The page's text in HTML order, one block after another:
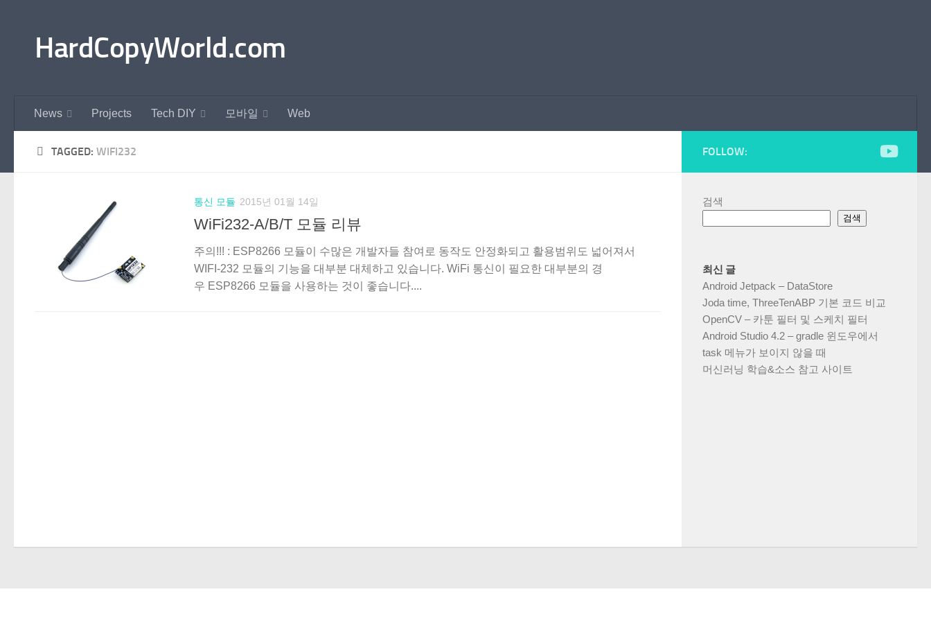
HardCopyWorld.com
News Projects Tech DIY 모바일 Web
TAGGED: WIFI232
통신 모듈 2015년 01월 14일
WiFi232-A/B/T 모듈 리뷰
주의!!! : ESP8266 모듈이 수많은 개발자들 참여로 동작도 안정화되고 활용범위도 넓어져서
WIFI-232 모듈의 기능을 대부분 대체하고 있습니다. WiFi 통신이 필요한 대부분의 경
우 ESP8266 모듈을 사용하는 것이 좋습니다....
FOLLOW:
검색
검색
최신 글
Android Jetpack – DataStore
Joda time, ThreeTenABP 기본 코드 비교
OpenCV – 카툰 필터 및 스케치 필터
Android Studio 4.2 – gradle 윈도우에서
task 메뉴가 보이지 않을 때
머신러닝 학습&소스 참고 사이트